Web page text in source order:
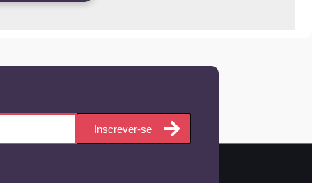
Inscrever-se